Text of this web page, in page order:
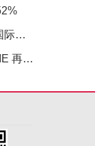
Cosmopet 昆虫蛋白宠物零食获多项国际认证
《权威背书 + 媒体聚焦！舒比奇 CBME 再亮相，敏感肌纸尿裤成母婴护理新焦点》